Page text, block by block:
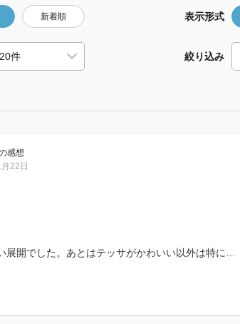
新着順 表示形式
絞り込み
感想
22日
展開でした。あとはテッサがかわいい以外は特に…